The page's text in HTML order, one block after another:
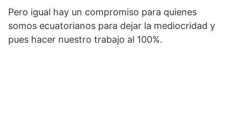
Pero igual hay un compromiso para quienes
somos ecuatorianos para dejar la mediocridad y
pues hacer nuestro trabajo al 100%.